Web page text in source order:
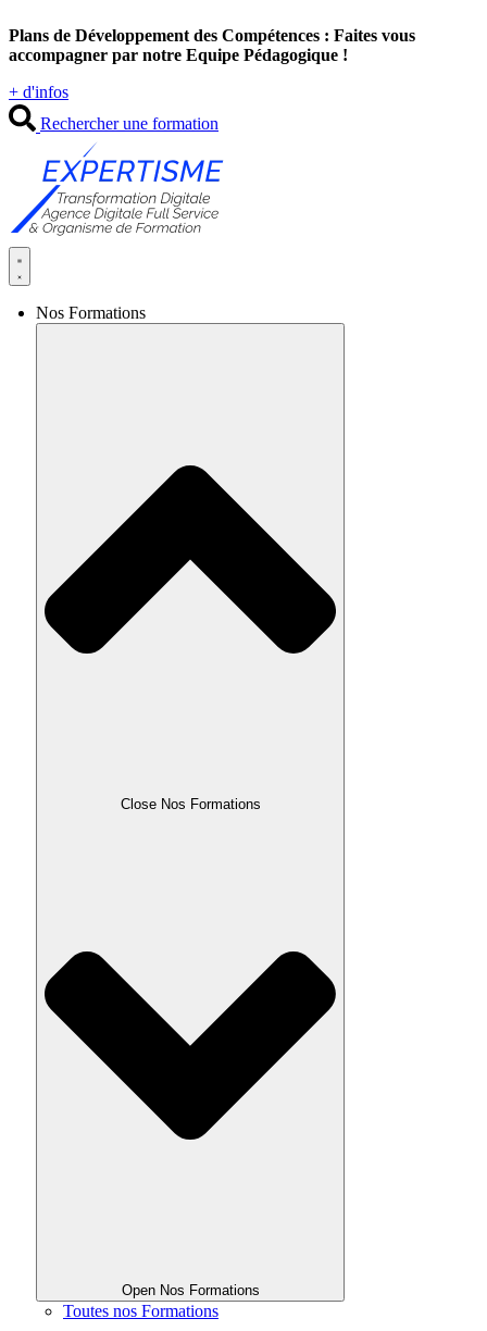
au
contenu
Plans de Développement des Compétences : Faites vous
accompagner par notre Equipe Pédagogique !
+ d'infos
Rechercher une formation
Nos Formations
Close Nos Formations
Open Nos Formations
Toutes nos Formations